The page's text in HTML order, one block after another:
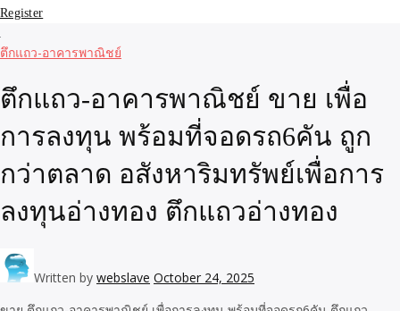
Register
ตึกแถว-อาคารพาณิชย์
ตึกแถว-อาคารพาณิชย์ ขาย เพื่อ
การลงทุน พร้อมที่จอดรถ6คัน ถูก
กว่าตลาด อสังหาริมทรัพย์เพื่อการ
ลงทุนอ่างทอง ตึกแถวอ่างทอง
Written by webslave October 24, 2025